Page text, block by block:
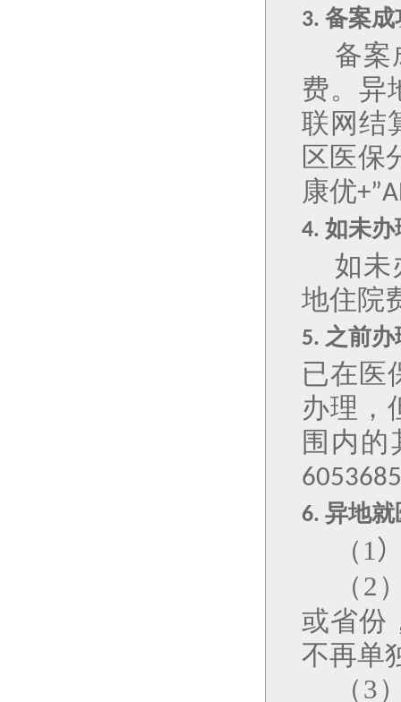
3. 备案成
备案
费。异
联网结
区医保
康优
4. 如未办
如未
地住院
5. 之前
已在医
办理，
围内
6. 异地就
（ 1
（ 2
或省份
不再单
（ 3